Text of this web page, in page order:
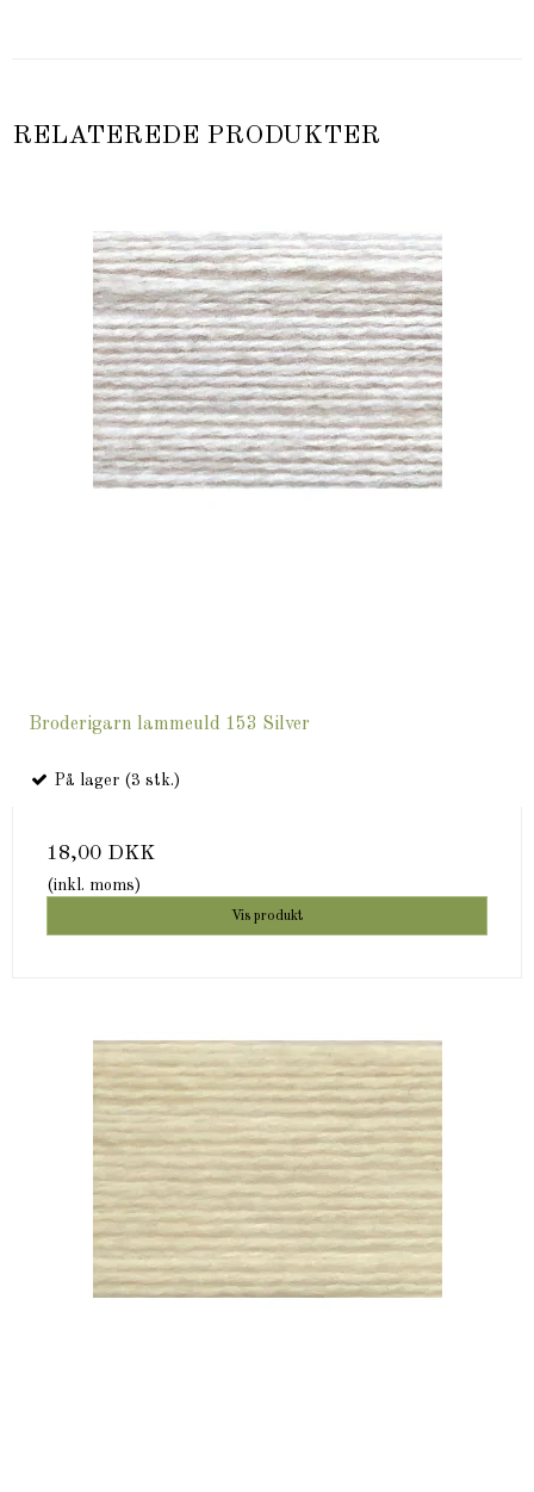
RELATEREDE PRODUKTER
Broderigarn lammeuld 153 Silver
På lager (3 stk.)
18,00 DKK
(inkl. moms)
Vis produkt